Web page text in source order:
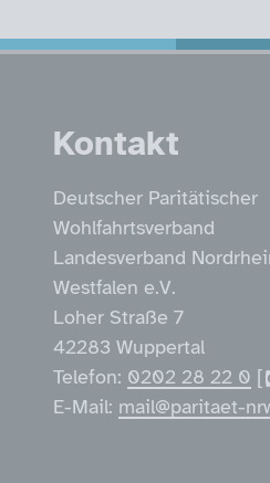
Service
Kontakt
Deutscher Paritätischer
Wohlfahrtsverband
Landesverband
Westfalen e.V.
Loher Straße 7
42283 Wuppertal
Telefon: 0202 28 22 0
E-Mail: mail@paritaet-